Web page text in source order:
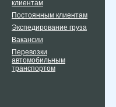
клиентам
Постоянным клиентам
Экспедирование груза
Вакансии
Перевозки
автомобильным
транспортом